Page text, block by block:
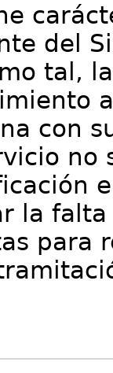
del
tal,
con
no
la
para